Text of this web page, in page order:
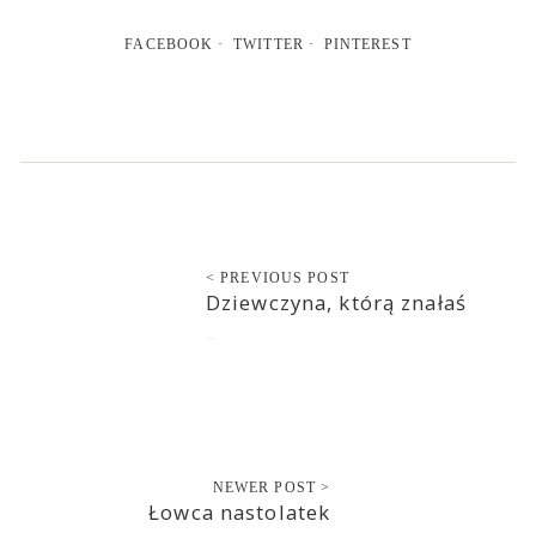
FACEBOOK TWITTER PINTEREST
< PREVIOUS POST
Dziewczyna, którą znałaś
NEWER POST >
Łowca nastolatek